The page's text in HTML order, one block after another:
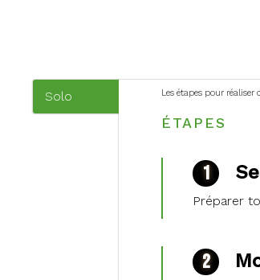
Solo
(onglet
Les étapes pour réaliser
ÉTAPES
Préparer